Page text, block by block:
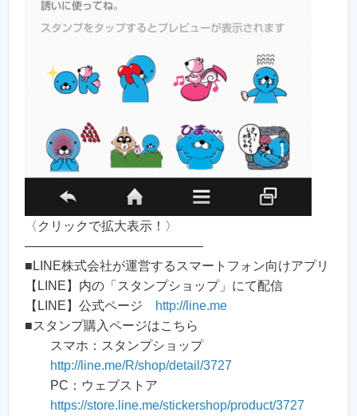
〈クリックで拡大表示！〉
——————————————
■LINE株式会社が運営するスマートフォン向けアプリ
【LINE】内の「スタンプショップ」にて配信
【LINE】公式ページ
http://line.me
■スタンプ購入ページはこちら
スマホ：スタンプショップ
http://line.me/R/shop/detail/3727
PC：ウェブストア
https://store.line.me/stickershop/product/3727